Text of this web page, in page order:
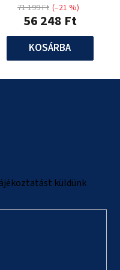
56 248 Ft
71 199 Ft (–21 %)
KOSÁRBA
küldünk